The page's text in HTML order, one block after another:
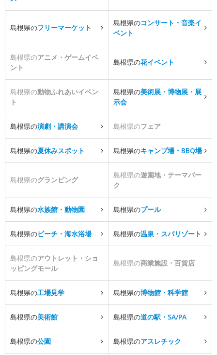
島根県のフリーマーケット
島根県のコンサート・音楽イ
ベント
島根県のアニメ・ゲームイベ
ント
島根県の花イベント
島根県の動物ふれあいイベン
ト
島根県の美術展・博物展・展
示会
島根県の演劇・講演会 島根県のフェア
島根県の夏休みスポット 島根県のキャンプ場・BBQ場
島根県のグランピング
島根県の遊園地・テーマパー
ク
島根県の水族館・動物園 島根県のプール
島根県のビーチ・海水浴場 島根県の温泉・スパリゾート
島根県のアウトレット・ショ
ッピングモール
島根県の商業施設・百貨店
島根県の工場見学 島根県の博物館・科学館
島根県の美術館 島根県の道の駅・SA/PA
島根県の公園 島根県のアスレチック